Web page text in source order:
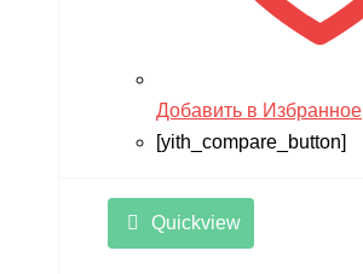
Добавить в Избранное
[yith_compare_button]
Quickview